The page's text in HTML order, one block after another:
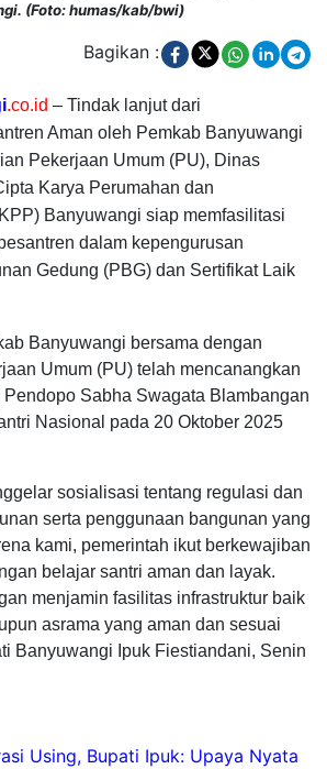
(Foto: humas/kab/bwi)
Bagikan :
.co.id – Tindak lanjut dari
Aman oleh Pemkab Banyuwangi
Pekerjaan Umum (PU), Dinas
Karya Perumahan dan
Banyuwangi siap memfasilitasi
dalam kepengurusan
Gedung (PBG) dan Sertifikat Laik
Banyuwangi bersama dengan
Umum (PU) telah mencanangkan
Pendopo Sabha Swagata Blambangan
Nasional pada 20 Oktober 2025
sosialisasi tentang regulasi dan
serta penggunaan bangunan yang
kami, pemerintah ikut berkewajiban
belajar santri aman dan layak.
menjamin fasilitas infrastruktur baik
asrama yang aman dan sesuai
Banyuwangi Ipuk Fiestiandani, Senin
Using, Bupati Ipuk: Upaya Nyata